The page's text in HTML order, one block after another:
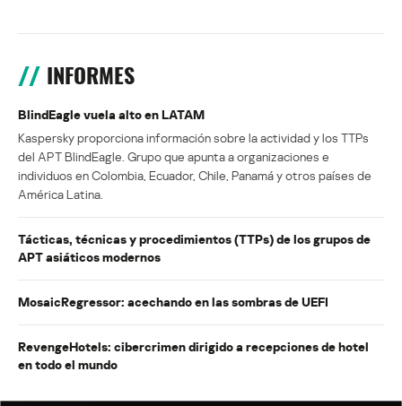
INFORMES
BlindEagle vuela alto en LATAM
Kaspersky proporciona información sobre la actividad y los TTPs
del APT BlindEagle. Grupo que apunta a organizaciones e
individuos en Colombia, Ecuador, Chile, Panamá y otros países de
América Latina.
Tácticas, técnicas y procedimientos (TTPs) de los grupos de
APT asiáticos modernos
MosaicRegressor: acechando en las sombras de UEFI
RevengeHotels: cibercrimen dirigido a recepciones de hotel
en todo el mundo